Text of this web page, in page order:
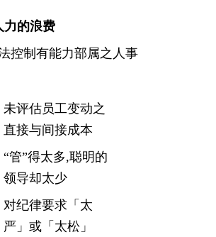
力的浪费
控制有能力部属之人事
未评估员工变动之
直接与间接成本
“管”得太多,聪明的
领导却太少
对纪律要求「太
严」或「太松」